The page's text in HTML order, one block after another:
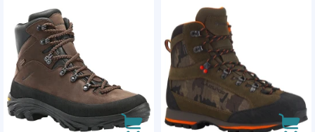
AddCardToFavourite